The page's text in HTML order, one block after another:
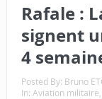
Rafale :
signent
4
Posted By: Bruno
In: Aviation militaire